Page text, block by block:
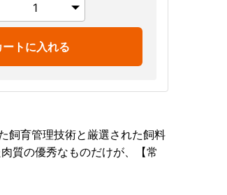
ートに入れる
飼育管理技術と厳選された飼料
質の優秀なものだけが、【常